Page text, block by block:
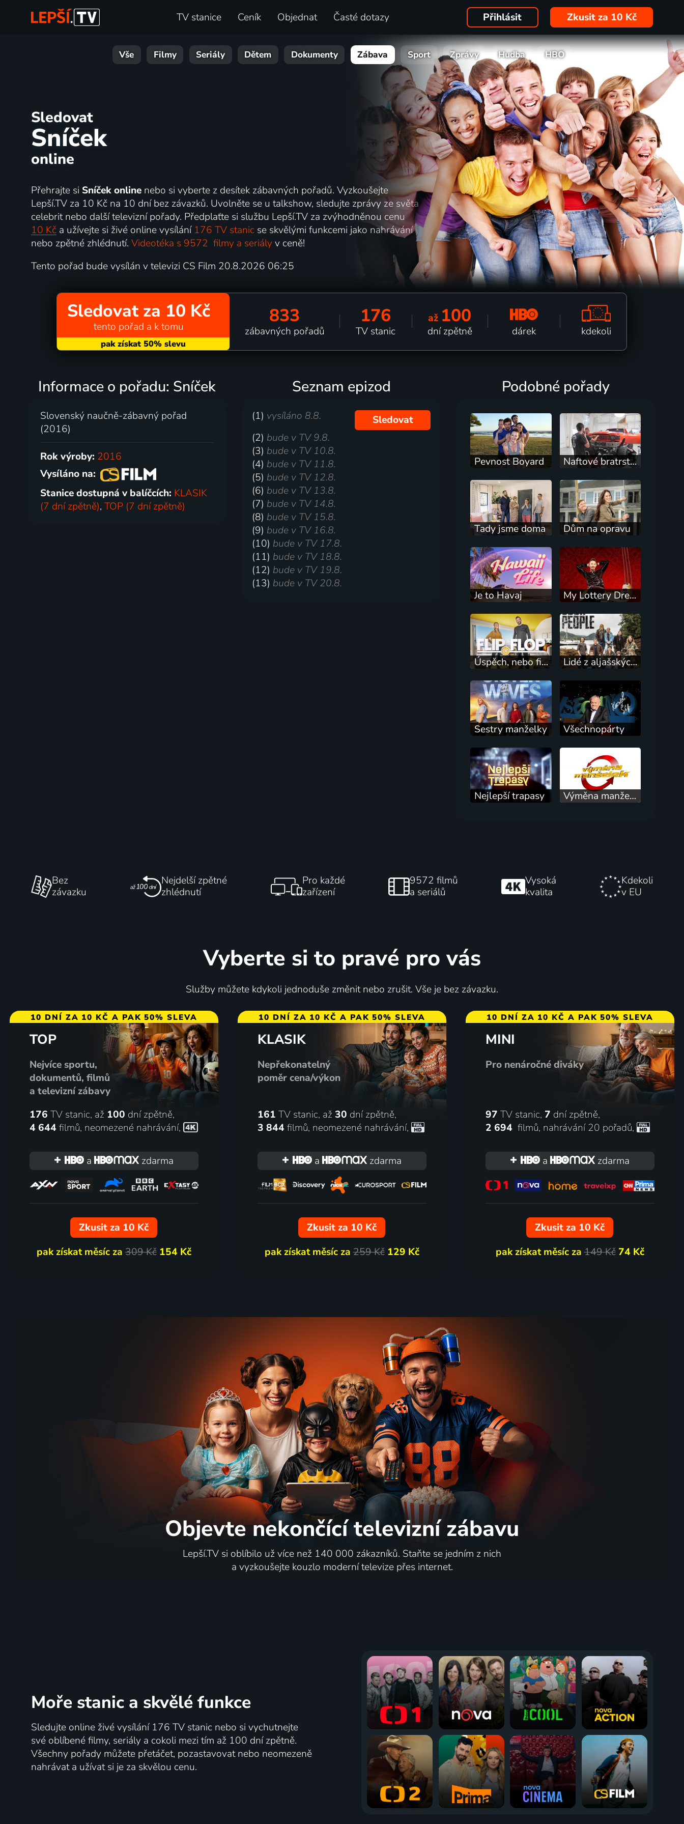
TV stanice Ceník Objednat Časté dotazy Přihlásit Zkusit za 10 Kč
Vše Filmy Seriály Dětem Dokumenty Zábava Sport Zprávy Hudba HBO
Sledovat
Sníček
online
Přehrajte si Sníček onlinenebo si vyberte z desítek zábavných pořadů. Vyzkoušejte
Lepší.TV za 10 Kč na 10 dní bez závazků. Uvolněte se u talkshow, sledujte zprávy ze světa
celebrit nebo další televizní pořady. Předplaťte si službu Lepší.TV za zvýhodněnou cenu
10 Kča užívejte si živé online vysílání 176 TV stanicse skvělými funkcemi jako nahrávání
nebo zpětné zhlédnutí. Videotéka s 9572 filmy a seriályv ceně!
Tento pořad bude vysílán v televizi CS Film 20.8.2026 06:25
Sledovat za 10 Kč
tento pořad a k tomu 833
zábavných pořadů
176
TV stanic
až 100
dní zpětně dárek kdekoli
Informace o pořadu: Sníček
Slovenský naučně-zábavný pořad
(2016)
Rok výroby: 2016
Vysíláno na:
Stanice dostupná v balíčcích: KLASIK
(7 dní zpětně),TOP (7 dní zpětně)
Seznam epizod
(1) vysíláno 8.8.
Sledovat
(2) bude v TV 9.8.
(3) bude v TV 10.8.
(4) bude v TV 11.8.
(5) bude v TV 12.8.
(6) bude v TV 13.8.
(7) bude v TV 14.8.
(8) bude v TV 15.8.
(9) bude v TV 16.8.
(10) bude v TV 17.8.
(11) bude v TV 18.8.
(12) bude v TV 19.8.
(13) bude v TV 20.8.
Podobné pořady
Pevnost Boyard Naftové bratrstvo
Tady jsme doma Dům na opravu
Je to Havaj My Lottery Dream Home
Úspěch, nebo fiasko? Lidé z aljašských lesů
Sestry manželky Všechnopárty
Nejlepší trapasy Výměna manželek
Bez
závazku
Nejdelší zpětné
zhlédnutí
Pro každé
zařízení
9572 filmů
a seriálů
Vysoká
kvalita
Kdekoli
v EU
Vyberte si to pravé pro vás
Služby můžete kdykoli jednoduše změnit nebo zrušit. Vše je bez závazku.
10 DNÍ ZA 10 KČ A PAK 50% SLEVA
TOP
Nejvíce sportu,
dokumentů, filmů
a televizní zábavy
176 TV stanic, až 100 dní zpětně,
4 644 filmů, neomezené nahrávání,
a zdarma
Zkusit za 10 Kč
pak získat měsíc za309 Kč 154 Kč
10 DNÍ ZA 10 KČ A PAK 50% SLEVA
KLASIK
Nepřekonatelný
poměr cena/výkon
161 TV stanic, až 30 dní zpětně,
3 844 filmů, neomezené nahrávání,
a zdarma
Zkusit za 10 Kč
pak získat měsíc za259 Kč 129 Kč
10 DNÍ ZA 10 KČ A PAK 50% SLEVA
MINI
Pro nenáročné diváky
97 TV stanic, 7 dní zpětně,
2 694 filmů, nahrávání 20 pořadů,
a zdarma
Zkusit za 10 Kč
pak získat měsíc za149 Kč 74 Kč
Objevte nekončící televizní zábavu
Lepší.TV si oblíbilo už více než 140 000 zákazníků. Staňte se jedním z nich
a vyzkoušejte kouzlo moderní televize přes internet.
Moře stanic a skvělé funkce
Sledujte online živé vysílání 176 TV stanic nebo si vychutnejte
své oblíbené filmy, seriály a cokoli mezi tím až 100 dní zpětně.
Všechny pořady můžete přetáčet, pozastavovat nebo neomezeně
nahrávat a užívat si je za skvělou cenu.